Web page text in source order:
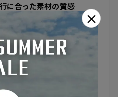
に合った素材の質感
アシスト時は非常に静かで
軋み音が気になりやすくな
やコットン混紡の布素材が
×